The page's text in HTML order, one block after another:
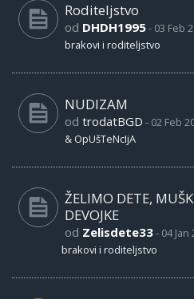
Roditeljstvo
od DHDH1995- 03 Feb
brakovi i roditeljstvo
NUDIZAM
od trodatBGD - 02 Feb
& OpUšTeNcIjA
ŽELIMO DETE,
DEVOJKE
od Zelisdete33- 04 Jan
brakovi i roditeljstvo